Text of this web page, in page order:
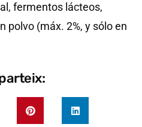
fermentos lácteos,
polvo (máx. 2%, y sólo en